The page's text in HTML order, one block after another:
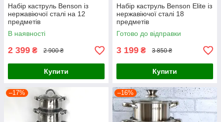
Набір каструль Benson із
нержавіючої сталі на 12
предметів
В наявності
2 399 ₴ 2 900 ₴
Купити
Набір каструль Benson Elite із
нержавіючої сталі 18
предметів
Готово до відправки
3 199 ₴ 3 850 ₴
Купити
–17% –16%